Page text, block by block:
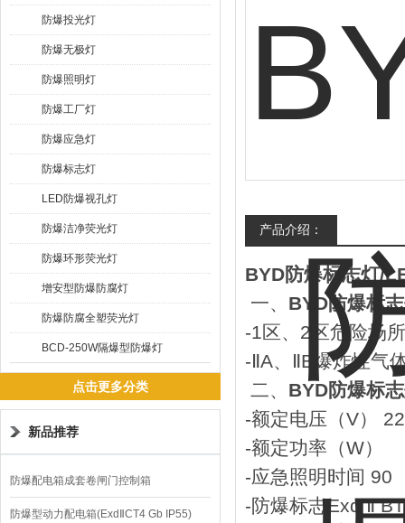
防爆投光灯
防爆无极灯
防爆照明灯
防爆工厂灯
防爆应急灯
防爆标志灯
LED防爆视孔灯
防爆洁净荧光灯
防爆环形荧光灯
增安型防爆防腐灯
防爆防腐全塑荧光灯
BCD-250W隔爆型防爆灯
点击更多分类
新品推荐
防爆配电箱成套卷闸门控制箱
防爆型动力配电箱(ExdⅡCT4 Gb IP55)
产品介绍：
BYD防爆标志灯/
一、 BYD防爆标
-1区、 2 区危险场
-ⅡA、ⅡB 爆炸性气
二、 BYD防爆标
-额定电压（V）
-额定功率 （W）
-应急照明时间 90
-防爆标志ExdⅡ